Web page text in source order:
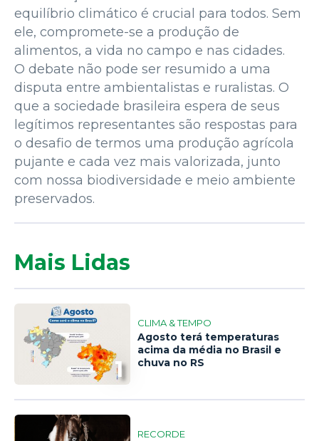
equilíbrio climático é crucial para todos. Sem
ele, compromete-se a produção de
alimentos, a vida no campo e nas cidades.
O debate não pode ser resumido a uma
disputa entre ambientalistas e ruralistas. O
que a sociedade brasileira espera de seus
legítimos representantes são respostas para
o desafio de termos uma produção agrícola
pujante e cada vez mais valorizada, junto
com nossa biodiversidade e meio ambiente
preservados.
Mais Lidas
1
CLIMA & TEMPO
Agosto terá temperaturas
acima da média no Brasil e
chuva no RS
RECORDE